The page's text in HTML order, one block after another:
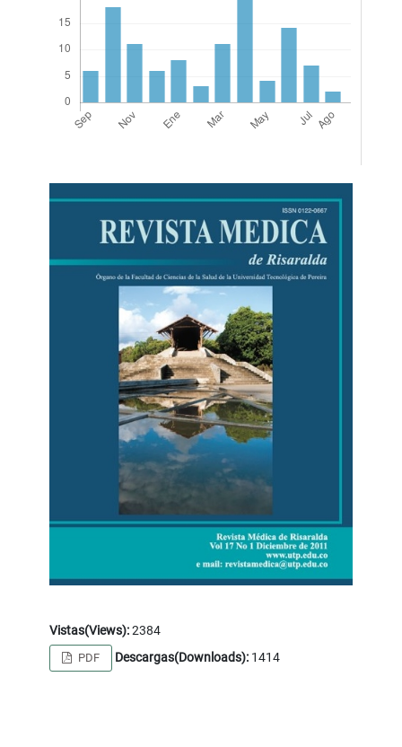
Vistas(Views):2384
PDF Descargas(Downloads):1414